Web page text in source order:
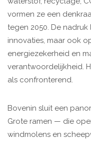
vormen ze een
tegen 2050. De
innovaties, maar ook
energiezekerheid en
verantwoordelijkheid.
als confronterend.
Bovenin sluit een
Grote ramen — die
windmolens en